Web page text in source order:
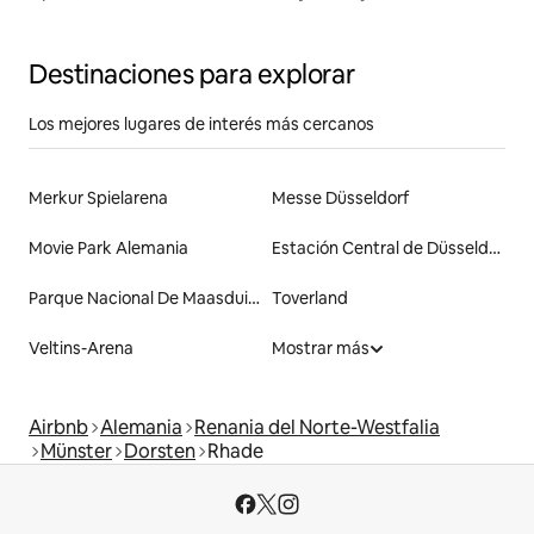
Destinaciones para explorar
Los mejores lugares de interés más cercanos
Merkur Spielarena Messe Düsseldorf
Movie Park Alemania Estación Central de Düsseldorf
Parque Nacional De Maasduinen Toverland
Veltins-Arena Mostrar más
Airbnb Alemania Renania del Norte-Westfalia
Münster Dorsten Rhade